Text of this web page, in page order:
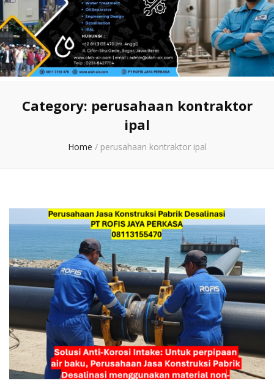
Category: perusahaan kontraktor
ipal
Home / perusahaan kontraktor ipal